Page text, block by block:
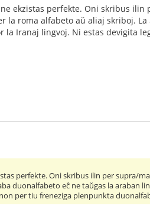
ekzistas perfekte. Oni skribus ilin
roma alfabeto aŭ aliaj skriboj.
la Iranaj lingvoj. Ni estas devigita
perfekte. Oni skribus ilin per supra/
duonalfabeto eĉ ne taŭgas la araban
per tiu freneziga plenpunkta